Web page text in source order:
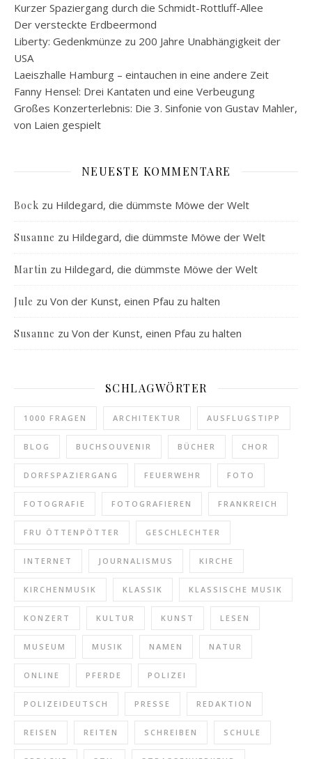
Kurzer Spaziergang durch die Schmidt-Rottluff-Allee
Der versteckte Erdbeermond
Liberty: Gedenkmünze zu 200 Jahre Unabhängigkeit der
USA
Laeiszhalle Hamburg – eintauchen in eine andere Zeit
Fanny Hensel: Drei Kantaten und eine Verbeugung
Großes Konzerterlebnis: Die 3. Sinfonie von Gustav Mahler,
von Laien gespielt
NEUESTE KOMMENTARE
Bock zu Hildegard, die dümmste Möwe der Welt
Susanne zu Hildegard, die dümmste Möwe der Welt
Martin zu Hildegard, die dümmste Möwe der Welt
Jule zu Von der Kunst, einen Pfau zu halten
Susanne zu Von der Kunst, einen Pfau zu halten
SCHLAGWÖRTER
1000 FRAGEN ARCHITEKTUR AUSFLUGSTIPP
BLOG BUCHSOUVENIR BÜCHER CHOR
DORFSPAZIERGANG FEUERWEHR FOTO
FOTOGRAFIE FOTOGRAFIEREN FRANKREICH
FRU ÖTTENPÖTTER GESCHLECHTER
INTERNET JOURNALISMUS KIRCHE
KIRCHENMUSIK KLASSIK KLASSISCHE MUSIK
KONZERT KULTUR KUNST LESEN
MUSEUM MUSIK NAMEN NATUR
ONLINE PFERDE POLIZEI
POLIZEIDEUTSCH PRESSE REDAKTION
REISEN REITEN SCHREIBEN SCHULE